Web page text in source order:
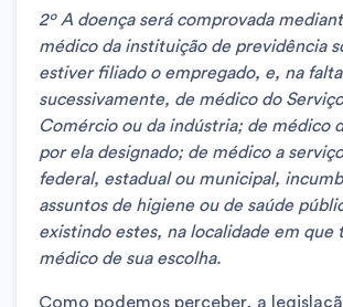
2º A doença será comprovada
médico da instituição de previdência
estiver filiado o empregado, e, na
sucessivamente, de médico do
Comércio ou da indústria; de médico
por ela designado; de médico a
federal, estadual ou municipal,
assuntos de higiene ou de saúde
existindo estes, na localidade em que
médico de sua escolha.
Como podemos perceber, a